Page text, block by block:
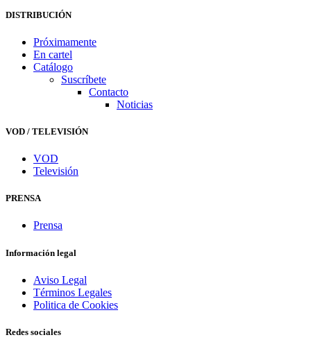
DISTRIBUCIÓN
Próximamente
En cartel
Catálogo
Suscríbete
Contacto
Noticias
VOD / TELEVISIÓN
VOD
Televisión
PRENSA
Prensa
Información legal
Aviso Legal
Términos Legales
Politica de Cookies
Redes sociales